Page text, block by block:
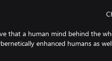
that a human mind behind the